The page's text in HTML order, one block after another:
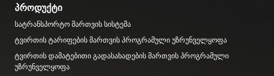
პროდუქტი
სატრანსპორტო მართვის სისტემა
ტვირთის ტარიფების მართვის პროგრამული უზრუნველყოფა
ტვირთის დამატებითი გადასახადების მართვის პროგრამული
უზრუნველყოფა